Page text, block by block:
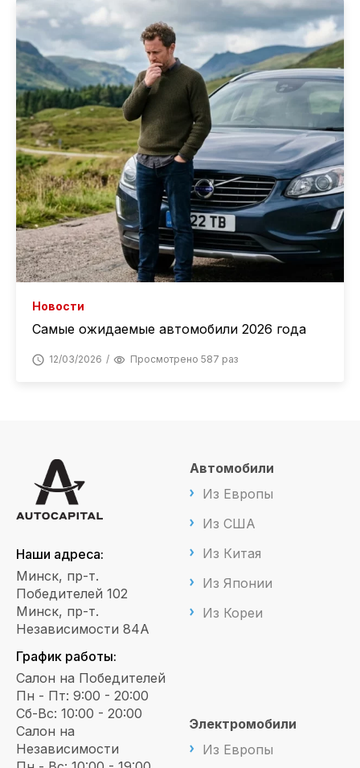
Новости
Самые ожидаемые автомобили 2026 года
12/03/2026 Просмотрено 587 раз
Наши адреса:
Минск, пр-т.
Победителей 102
Минск, пр-т.
Независимости 84А
График работы:
Салон на Победителей
Пн - Пт: 9:00 - 20:00
Сб-Вс: 10:00 - 20:00
Салон на
Независимости
Автомобили
Из Европы
Из США
Из Китая
Из Японии
Из Кореи
Электромобили
Из Европы